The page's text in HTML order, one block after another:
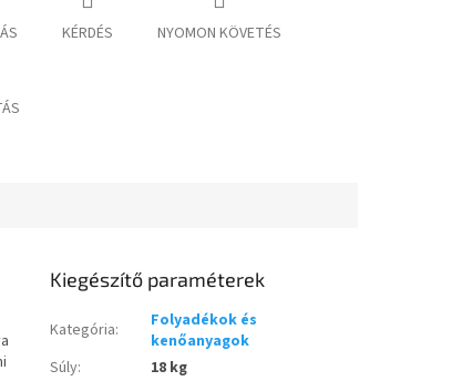
KÉRDÉS NYOMON KÖVETÉS
Kiegészítő paraméterek
Kategória:
Folyadékok és
kenőanyagok
Súly:
18 kg